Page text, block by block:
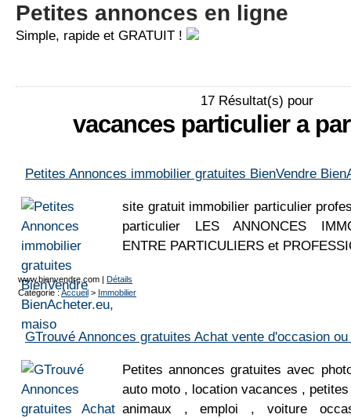
Petites annonces en ligne
Simple, rapide et GRATUIT !
17 Résultat(s) pour
vacances particulier a
Petites Annonces immobilier gratuites BienVendre
site gratuit immobilier particulier
particulier LES ANNONCES
ENTRE PARTICULIERS et
www.bienvendre.com | Détails
Catégorie :Accueil > Immobilier
GTrouvé Annonces gratuites Achat vente d'occasion
Petites annonces gratuites avec
auto moto , location vacances ,
animaux , emploi , voiture